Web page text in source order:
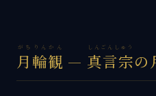
月輪観
がちりんかん
— 真言宗
しんごんしゅう
の